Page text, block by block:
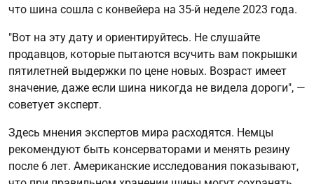
что шина сошла с конвейера на 35-й неделе 2023 года.
"Вот на эту дату и ориентируйтесь. Не слушайте
продавцов, которые пытаются всучить вам покрышки
пятилетней выдержки по цене новых. Возраст имеет
значение, даже если шина никогда не видела дороги", —
советует эксперт.
Здесь мнения экспертов мира расходятся. Немцы
рекомендуют быть консерваторами и менять резину
после 6 лет. Американские исследования показывают,